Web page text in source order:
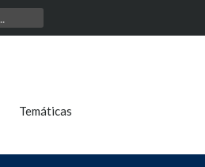
Temáticas